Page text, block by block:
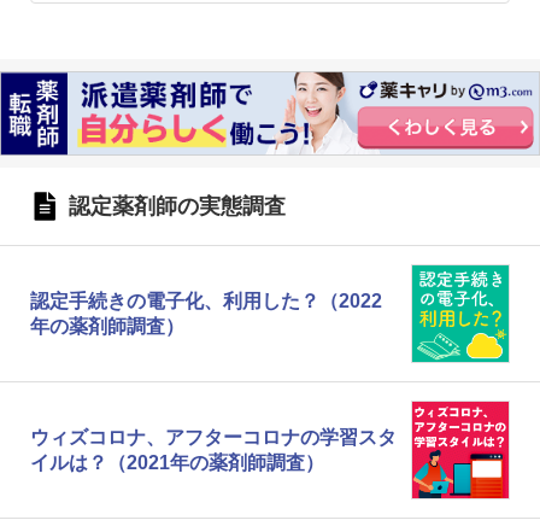
認定薬剤師の実態調査
認定手続きの電子化、利用した？（2022
年の薬剤師調査）
ウィズコロナ、アフターコロナの学習スタ
イルは？（2021年の薬剤師調査）